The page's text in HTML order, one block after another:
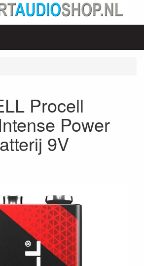
Procell
Power
9V